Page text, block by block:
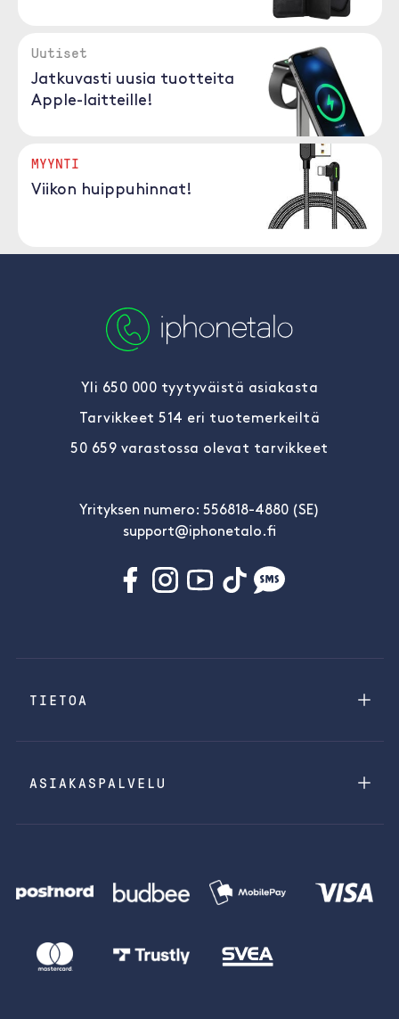
Uutiset
Jatkuvasti uusia tuotteita
Apple-laitteille!
MYYNTI
Viikon huippuhinnat!
Yli 650 000 tyytyväistä asiakasta
Tarvikkeet 514 eri tuotemerkeiltä
50 659 varastossa olevat tarvikkeet
Yrityksen numero: 556818-4880 (SE)
support@iphonetalo.fi
TIETOA
ASIAKASPALVELU